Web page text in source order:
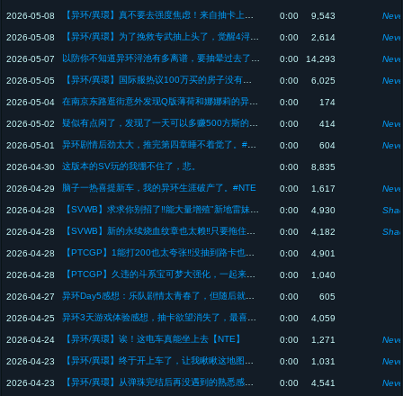
2026-05-08 0:00 9,543
2026-05-08 0:00 2,614
2026-05-07 0:00 14,293
2026-05-05 0:00 6,025
2026-05-04 0:00 174
2026-05-02 0:00 414
2026-05-01 0:00 604
2026-04-30 这版本的SV玩的我绷不住了，悲。 0:00 8,835
2026-04-29 脑子一热喜提新车，我的异环生涯破产了。#NTE 0:00 1,617
2026-04-28 0:00 4,930
2026-04-28 0:00 4,182
2026-04-28 0:00 4,901
2026-04-28 0:00 1,040
2026-04-27 0:00 605
2026-04-25 0:00 4,059
2026-04-24 【异环/異環】诶！这电车真能坐上去【NTE】 0:00 1,271
2026-04-23 0:00 1,031
2026-04-23 0:00 4,541